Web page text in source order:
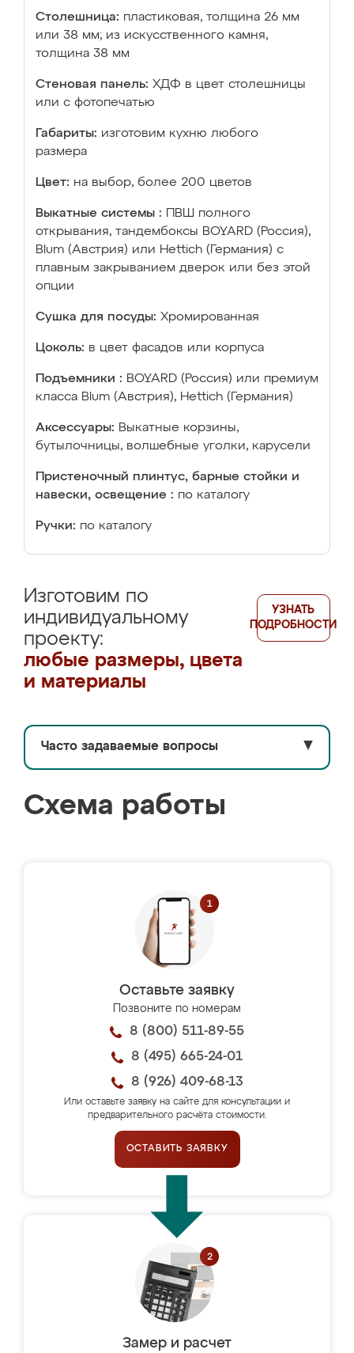
Столешница: пластиковая, толщина 26 мм
или 38 мм; из искусственного камня,
толщина 38 мм
Стеновая панель: ХДФ в цвет столешницы
или с фотопечатью
Габариты: изготовим кухню любого
размера
Цвет: на выбор, более 200 цветов
Выкатные системы :
ПВШ полного
открывания, тандембоксы BOYARD (Россия),
Blum (Австрия) или Hettich (Германия) с
плавным закрыванием дверок или без этой
опции
Сушка для посуды: Хромированная
Цоколь: в цвет фасадов или корпуса
Подъемники : BOYARD (Россия) или премиум
класса Blum (Австрия), Hettich (Германия)
Аксессуары: Выкатные корзины,
бутылочницы, волшебные уголки, карусели
Пристеночный плинтус, барные стойки и
навески, освещение : по каталогу
Ручки: по каталогу
Изготовим по
индивидуальному
проекту:
любые размеры, цвета
и материалы
УЗНАТЬ
ПОДРОБНОСТИ
Часто задаваемые вопросы ▼
Схема работы
Оставьте заявку
Позвоните по номерам
8 (800) 511-89-55
8 (495) 665-24-01
8 (926) 409-68-13
Или оставьте заявку на сайте для консультации и
предварительного расчёта стоимости.
ОСТАВИТЬ ЗАЯВКУ
Замер и расчет